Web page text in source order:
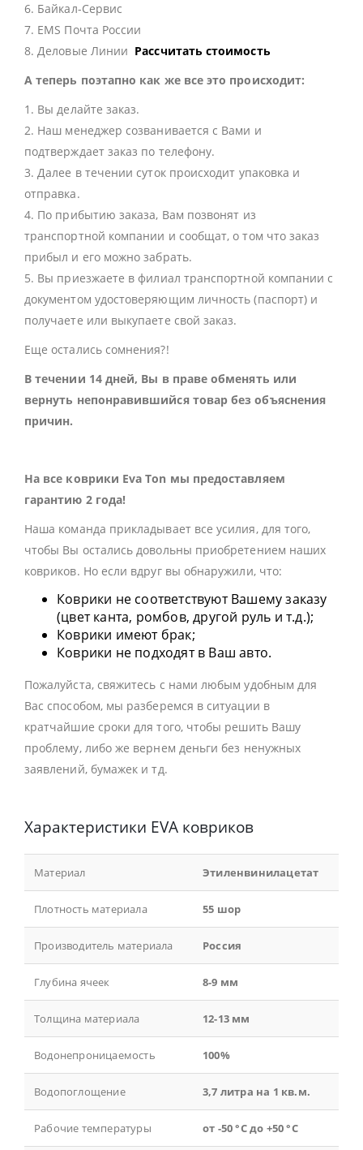
6. Байкал-Сервис
7. EMS Почта России
8. Деловые Линии Рассчитать стоимость
А теперь поэтапно как же все это происходит:
1. Вы делайте заказ.
2. Наш менеджер созванивается с Вами и
подтверждает заказ по телефону.
3. Далее в течении суток происходит упаковка и
отправка.
4. По прибытию заказа, Вам позвонят из
транспортной компании и сообщат, о том что заказ
прибыл и его можно забрать.
5. Вы приезжаете в филиал транспортной компании с
документом удостоверяющим личность (паспорт) и
получаете или выкупаете свой заказ.
Еще остались сомнения?!
В течении 14 дней, Вы в праве обменять или
вернуть непонравившийся товар без объяснения
причин.
На все коврики Eva Ton мы предоставляем
гарантию 2 года!
Наша команда прикладывает все усилия, для того,
чтобы Вы остались довольны приобретением наших
ковриков. Но если вдруг вы обнаружили, что:
Коврики не соответствуют Вашему заказу
(цвет канта, ромбов, другой руль и т.д.);
Коврики имеют брак;
Коврики не подходят в Ваш авто.
Пожалуйста, свяжитесь с нами любым удобным для
Вас способом, мы разберемся в ситуации в
кратчайшие сроки для того, чтобы решить Вашу
проблему, либо же вернем деньги без ненужных
заявлений, бумажек и тд.
Характеристики EVA ковриков
Материал Этиленвинилацетат
Плотность материала 55 шор
Производитель материала Россия
Глубина ячеек 8-9 мм
Толщина материала 12-13 мм
Водонепроницаемость 100%
Водопоглощение 3,7 литра на 1 кв.м.
Рабочие температуры от -50 °С до +50 °С